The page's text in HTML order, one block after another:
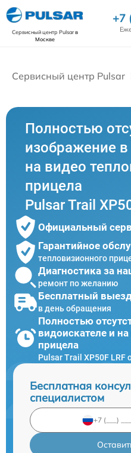
Сервисный центр Pulsarв
Москве
+7
Сервисный центр Pulsar
Полностью
изображение
на видео
прицела
Pulsar Trail
Официальный
Гарантийное
тепловизионного
Диагностика за
ремонт по желанию
Бесплатный
в день обращения
Полностью
видоискателе и
прицела
Pulsar Trail XP50F LRF
Бесплатная
специалистом